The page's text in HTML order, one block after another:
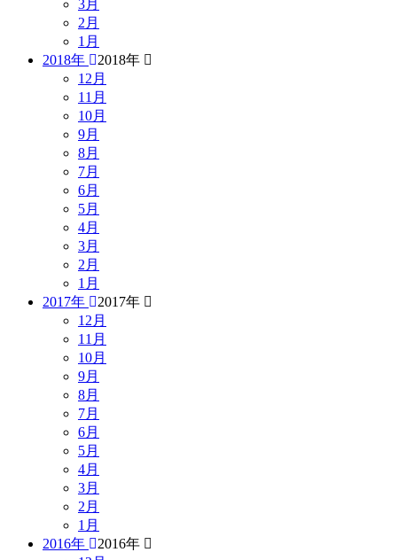
3月
2月
1月
2018年
2018年
12月
11月
10月
9月
8月
7月
6月
5月
4月
3月
2月
1月
2017年
2017年
12月
11月
10月
9月
8月
7月
6月
5月
4月
3月
2月
1月
2016年
2016年